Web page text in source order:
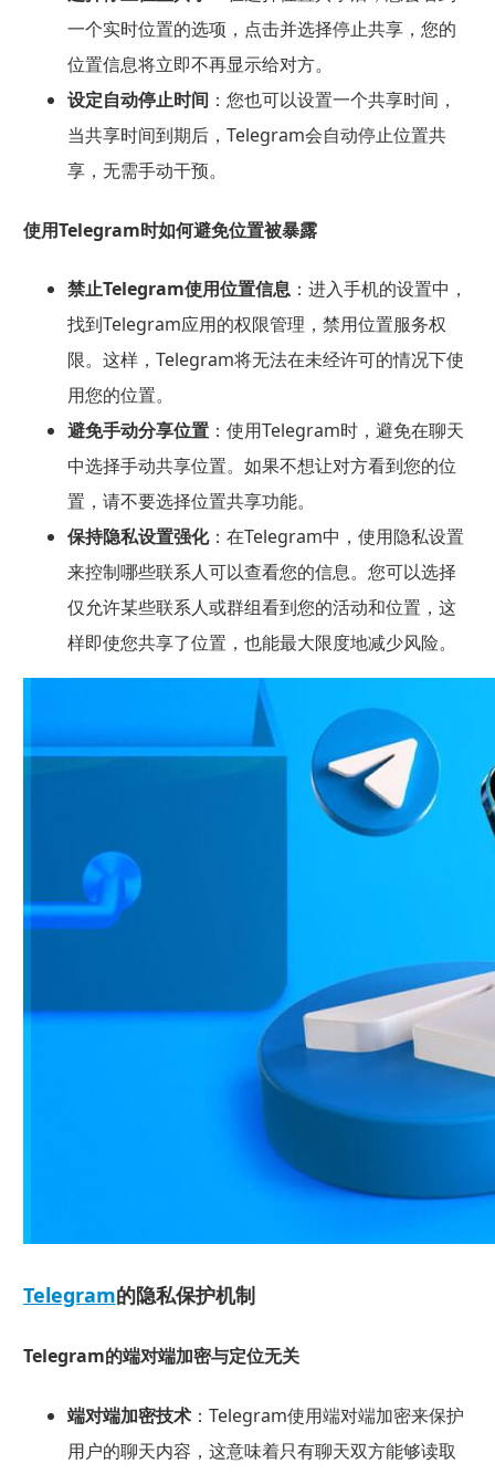
一个实时位置的选项，点击并选择停止共享，您的
位置信息将立即不再显示给对方。
设定自动停止时间 ：您也可以设置一个共享时间，
当共享时间到期后，Telegram会自动停止位置共
享，无需手动干预。
使用Telegram时如何避免位置被暴露
禁止Telegram使用位置信息：进入手机的设置中，
找到Telegram应用的权限管理，禁用位置服务权
限。这样，Telegram将无法在未经许可的情况下使
用您的位置。
避免手动分享位置：使用Telegram时，避免在聊天
中选择手动共享位置。如果不想让对方看到您的位
置，请不要选择位置共享功能。
保持隐私设置强化：在Telegram中，使用隐私设置
来控制哪些联系人可以查看您的信息。您可以选择
仅允许某些联系人或群组看到您的活动和位置，这
样即使您共享了位置，也能最大限度地减少风险。
Telegram的隐私保护机制
Telegram的端对端加密与定位无关
端对端加密技术：Telegram使用端对端加密来保护
用户的聊天内容，这意味着只有聊天双方能够读取